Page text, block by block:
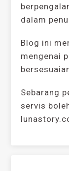
dalam
Blog ini
mengenai
Sebarang
servis